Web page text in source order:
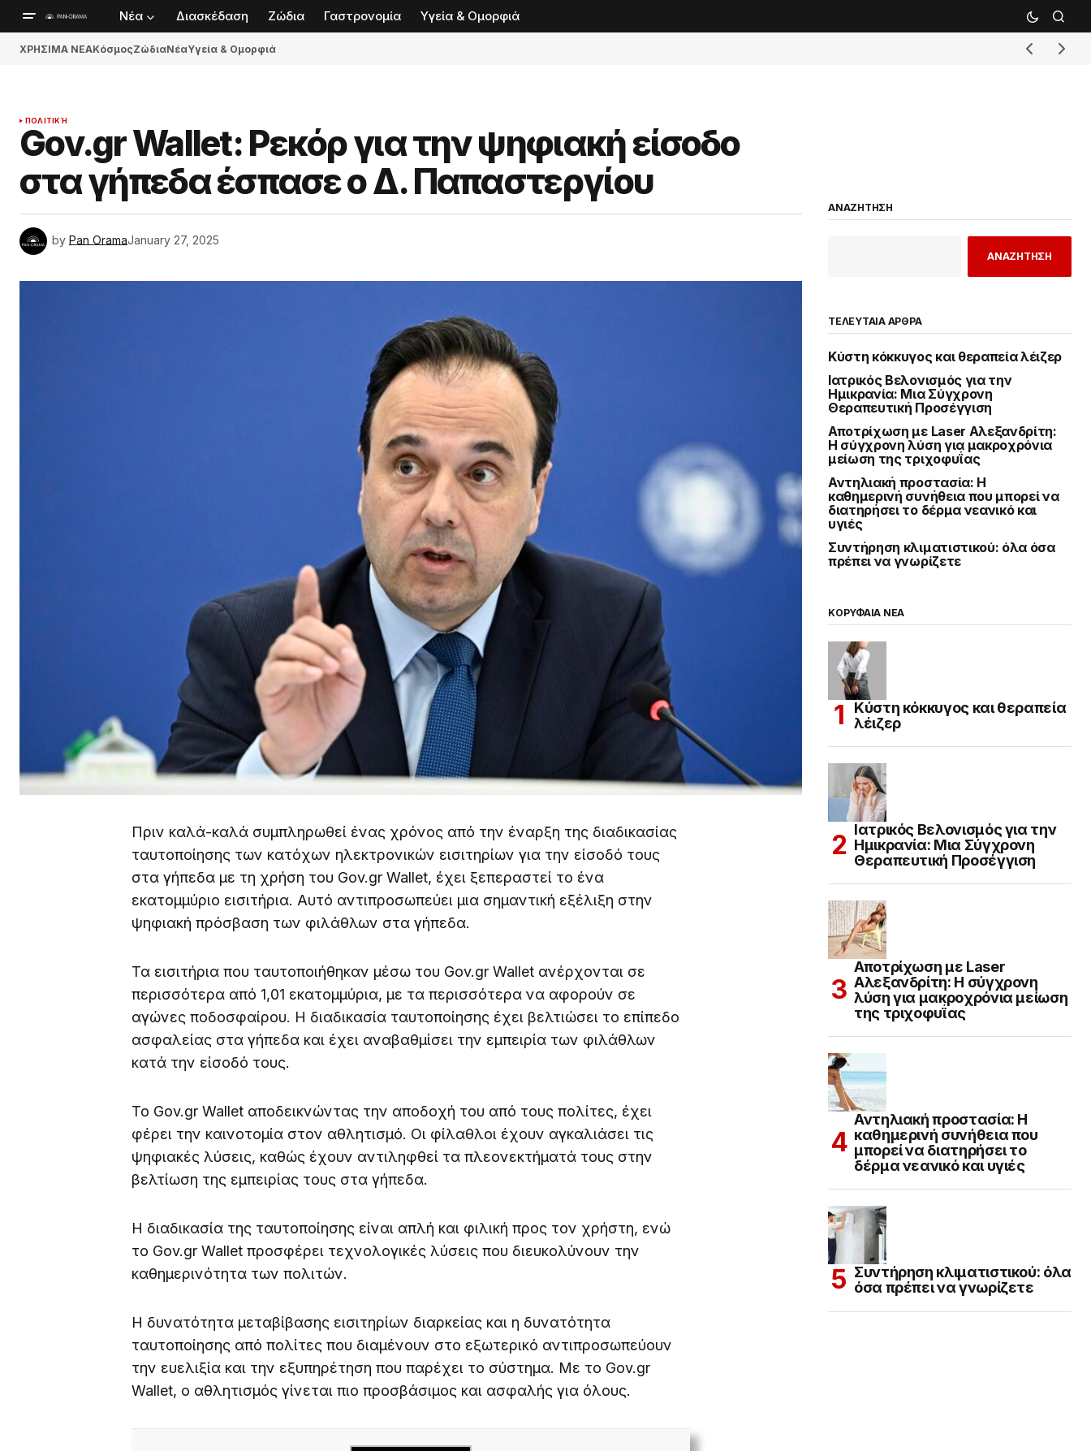
Νέα Διασκέδαση Ζώδια Γαστρονομία Υγεία & Ομορφιά
ΧΡΗΣΙΜΑ ΝΕΑΚόσμοςΖώδιαΝέαΥγεία & Ομορφιά
ΠΟΛΙΤΙΚΉ
Gov.gr Wallet: Ρεκόρ για την ψηφιακή είσοδο
στα γήπεδα έσπασε ο Δ. Παπαστεργίου
by Pan OramaJanuary 27, 2025
Πριν καλά-καλά συμπληρωθεί ένας χρόνος από την έναρξη της διαδικασίας
ταυτοποίησης των κατόχων ηλεκτρονικών εισιτηρίων για την είσοδό τους
στα γήπεδα με τη χρήση του Gov.gr Wallet, έχει ξεπεραστεί το ένα
εκατομμύριο εισιτήρια. Αυτό αντιπροσωπεύει μια σημαντική εξέλιξη στην
ψηφιακή πρόσβαση των φιλάθλων στα γήπεδα.
Τα εισιτήρια που ταυτοποιήθηκαν μέσω του Gov.gr Wallet ανέρχονται σε
περισσότερα από 1,01 εκατομμύρια, με τα περισσότερα να αφορούν σε
αγώνες ποδοσφαίρου. Η διαδικασία ταυτοποίησης έχει βελτιώσει το επίπεδο
ασφαλείας στα γήπεδα και έχει αναβαθμίσει την εμπειρία των φιλάθλων
κατά την είσοδό τους.
Το Gov.gr Wallet αποδεικνώντας την αποδοχή του από τους πολίτες, έχει
φέρει την καινοτομία στον αθλητισμό. Οι φίλαθλοι έχουν αγκαλιάσει τις
ψηφιακές λύσεις, καθώς έχουν αντιληφθεί τα πλεονεκτήματά τους στην
βελτίωση της εμπειρίας τους στα γήπεδα.
Η διαδικασία της ταυτοποίησης είναι απλή και φιλική προς τον χρήστη, ενώ
το Gov.gr Wallet προσφέρει τεχνολογικές λύσεις που διευκολύνουν την
καθημερινότητα των πολιτών.
Η δυνατότητα μεταβίβασης εισιτηρίων διαρκείας και η δυνατότητα
ταυτοποίησης από πολίτες που διαμένουν στο εξωτερικό αντιπροσωπεύουν
την ευελιξία και την εξυπηρέτηση που παρέχει το σύστημα. Με το Gov.gr
Wallet, ο αθλητισμός γίνεται πιο προσβάσιμος και ασφαλής για όλους.
ΑΝΑΖΗΤΗΣΗ
ΑΝΑΖΗΤΗΣΗ
ΤΕΛΕΥΤΑΙΑ ΑΡΘΡΑ
Κύστη κόκκυγος και θεραπεία λέιζερ
Ιατρικός Βελονισμός για την
Ημικρανία: Μια Σύγχρονη
Θεραπευτική Προσέγγιση
Αποτρίχωση με Laser Αλεξανδρίτη:
Η σύγχρονη λύση για μακροχρόνια
μείωση της τριχοφυΐας
Αντηλιακή προστασία: Η
καθημερινή συνήθεια που μπορεί να
διατηρήσει το δέρμα νεανικό και
υγιές
Συντήρηση κλιματιστικού: όλα όσα
πρέπει να γνωρίζετε
ΚΟΡΥΦΑΙΑ ΝΕΑ
Κύστη κόκκυγος και θεραπεία
λέιζερ
Ιατρικός Βελονισμός για την
Ημικρανία: Μια Σύγχρονη
Θεραπευτική Προσέγγιση
Αποτρίχωση με Laser
Αλεξανδρίτη: Η σύγχρονη
λύση για μακροχρόνια μείωση
της τριχοφυΐας
Αντηλιακή προστασία: Η
καθημερινή συνήθεια που
μπορεί να διατηρήσει το
δέρμα νεανικό και υγιές
Συντήρηση κλιματιστικού: όλα
όσα πρέπει να γνωρίζετε